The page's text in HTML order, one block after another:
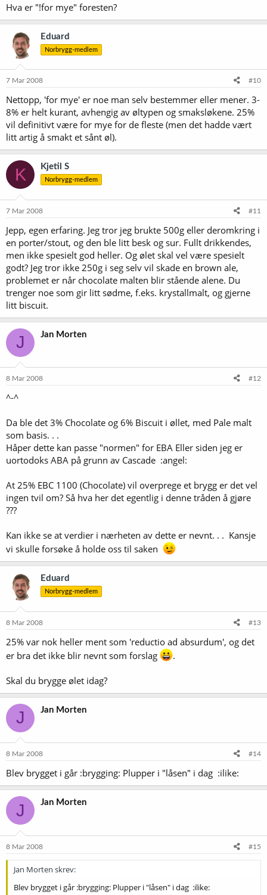
Hva er "!for mye" foresten?
Eduard
Norbrygg-medlem
7 Mar 2008 #10
Nettopp, 'for mye' er noe man selv bestemmer eller mener. 3-
8% er helt kurant, avhengig av øltypen og smaksløkene. 25%
vil definitivt være for mye for de fleste (men det hadde vært
litt artig å smakt et sånt øl).
K Kjetil S
Norbrygg-medlem
7 Mar 2008 #11
Jepp, egen erfaring. Jeg tror jeg brukte 500g eller deromkring i
en porter/stout, og den ble litt besk og sur. Fullt drikkendes,
men ikke spesielt god heller. Og ølet skal vel være spesielt
godt? Jeg tror ikke 250g i seg selv vil skade en brown ale,
problemet er når chocolate malten blir stående alene. Du
trenger noe som gir litt sødme, f.eks. krystallmalt, og gjerne
litt biscuit.
J Jan Morten
8 Mar 2008 #12
^-^
Da ble det 3% Chocolate og 6% Biscuit i øllet, med Pale malt
som basis. . .
Håper dette kan passe "normen" for EBA Eller siden jeg er
uortodoks ABA på grunn av Cascade :angel:
At 25% EBC 1100 (Chocolate) vil overprege et brygg er det vel
ingen tvil om? Så hva her det egentlig i denne tråden å gjøre
???
Kan ikke se at verdier i nærheten av dette er nevnt. . . Kansje
vi skulle forsøke å holde oss til saken
Eduard
Norbrygg-medlem
8 Mar 2008 #13
25% var nok heller ment som 'reductio ad absurdum', og det
er bra det ikke blir nevnt som forslag
.
Skal du brygge ølet idag?
J Jan Morten
8 Mar 2008 #14
Blev brygget i går :brygging: Plupper i "låsen" i dag :ilike:
J Jan Morten
8 Mar 2008 #15
Jan Morten skrev:
Blev brygget i går :brygging: Plupper i "låsen" i dag :ilike: